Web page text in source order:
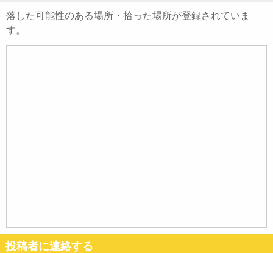
落した可能性のある場所・拾った場所が登録されていま
す。
投稿者に連絡する